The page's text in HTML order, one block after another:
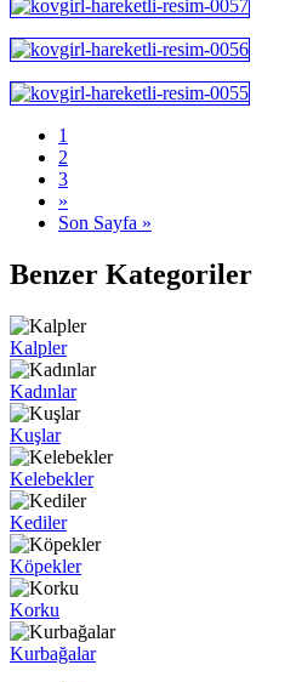
1
2
3
»
Son Sayfa »
Benzer Kategoriler
Kalpler
Kadınlar
Kuşlar
Kelebekler
Kediler
Köpekler
Korku
Kurbağalar